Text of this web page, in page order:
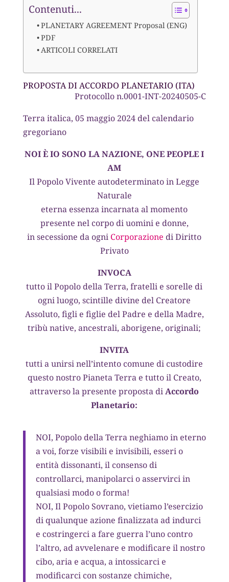
Contenuti...
PLANETARY AGREEMENT Proposal (ENG)
PDF
ARTICOLI CORRELATI
PROPOSTA DI ACCORDO PLANETARIO (ITA)
Protocollo n.0001-INT-20240505-C
Terra italica, 05 maggio 2024 del calendario
gregoriano
NOI È IO SONO LA NAZIONE, ONE PEOPLE I
AM
Il Popolo Vivente autodeterminato in Legge
Naturale
eterna essenza incarnata al momento
presente nel corpo di uomini e donne,
in secessione da ogni Corporazione di Diritto
Privato
INVOCA
tutto il Popolo della Terra, fratelli e sorelle di
ogni luogo, scintille divine del Creatore
Assoluto, figli e figlie del Padre e della Madre,
tribù native, ancestrali, aborigene, originali;
INVITA
tutti a unirsi nell’intento comune di custodire
questo nostro Pianeta Terra e tutto il Creato,
attraverso la presente proposta diAccordo
Planetario:
NOI, Popolo della Terra neghiamo in eterno
a voi, forze visibili e invisibili, esseri o
entità dissonanti, il consenso di
controllarci, manipolarci o asservirci in
qualsiasi modo o forma!
NOI, Il Popolo Sovrano, vietiamo l’esercizio
di qualunque azione finalizzata ad indurci
e costringerci a fare guerra l’uno contro
l’altro, ad avvelenare e modificare il nostro
cibo, aria e acqua, a intossicarci e
modificarci con sostanze chimiche,